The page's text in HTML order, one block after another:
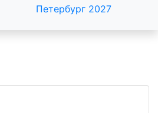
Петербург 2027